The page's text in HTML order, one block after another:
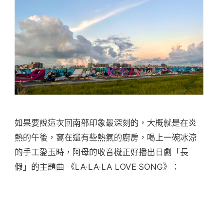
如果要說這次回南部印象最深刻的，大概就是在炎
熱的午後，窩在還有些熱氣的廚房，喝上一碗冰涼
的手工愛玉時，阿母的收音機正好播出日劇「長
假」的主題曲 《LA·LA·LA LOVE SONG》：